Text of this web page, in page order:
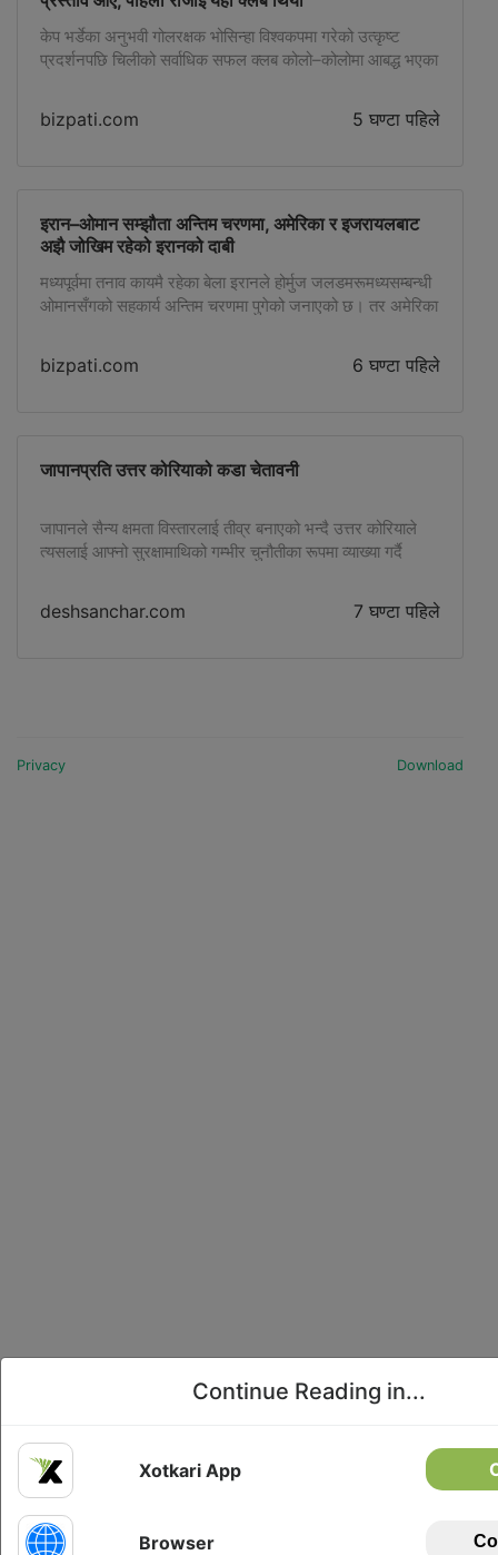
Continue Reading in...
Xotkari App
Browser
केप भर्डेका अनुभवी गोलरक्षक भोसिन्हा विश्वकपमा गरेको उत्कृष्ट
प्रदर्शनपछि चिलीको सर्वाधिक सफल क्लब कोलो–कोलोमा आबद्ध भएका
बताएका छन्। मंगलबार सञ्चारकर्मीसँग कुरा गर्दै ४० वर्षीय भोसिन्हाले
bizpati.com 5 घण्टा पहिले
इरान–ओमान सम्झौता अन्तिम चरणमा, अमेरिका र इजरायलबाट
अझै जोखिम रहेको इरानको दाबी
मध्यपूर्वमा तनाव कायमै रहेका बेला इरानले होर्मुज जलडमरूमध्यसम्बन्धी
ओमानसँगको सहकार्य अन्तिम चरणमा पुगेको जनाएको छ। तर अमेरिका
जलडमरूमध्यको मार्ग व्यवस्थापनसम्बन्धी ओमानसँगको सम्झौता अन्तिम
bizpati.com 6 घण्टा पहिले
जापानप्रति उत्तर कोरियाको कडा चेतावनी
जापानले सैन्य क्षमता विस्तारलाई तीव्र बनाएको भन्दै उत्तर कोरियाले
त्यसलाई आफ्नो सुरक्षामाथिको गम्भीर चुनौतीका रूपमा व्याख्या गर्दै
deshsanchar.com 7 घण्टा पहिले
Privacy Download